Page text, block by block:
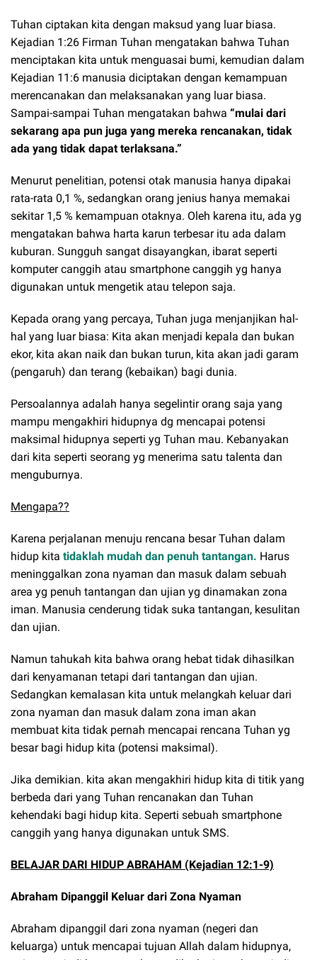
Tuhan ciptakan kita dengan maksud yang luar biasa.
Kejadian 1:26 Firman Tuhan mengatakan bahwa Tuhan
menciptakan kita untuk menguasai bumi, kemudian dalam
Kejadian 11:6 manusia diciptakan dengan kemampuan
merencanakan dan melaksanakan yang luar biasa.
Sampai-sampai Tuhan mengatakan bahwa “mulai dari
sekarang apa pun juga yang mereka rencanakan, tidak
ada yang tidak dapat terlaksana.”
Menurut penelitian, potensi otak manusia hanya dipakai
rata-rata 0,1 %, sedangkan orang jenius hanya memakai
sekitar 1,5 % kemampuan otaknya. Oleh karena itu, ada yg
mengatakan bahwa harta karun terbesar itu ada dalam
kuburan. Sungguh sangat disayangkan, ibarat seperti
komputer canggih atau smartphone canggih yg hanya
digunakan untuk mengetik atau telepon saja.
Kepada orang yang percaya, Tuhan juga menjanjikan hal-
hal yang luar biasa: Kita akan menjadi kepala dan bukan
ekor, kita akan naik dan bukan turun, kita akan jadi garam
(pengaruh) dan terang (kebaikan) bagi dunia.
Persoalannya adalah hanya segelintir orang saja yang
mampu mengakhiri hidupnya dg mencapai potensi
maksimal hidupnya seperti yg Tuhan mau. Kebanyakan
dari kita seperti seorang yg menerima satu talenta dan
menguburnya.
Mengapa??
Karena perjalanan menuju rencana besar Tuhan dalam
hidup kita tidaklah mudah dan penuh tantangan. Harus
meninggalkan zona nyaman dan masuk dalam sebuah
area yg penuh tantangan dan ujian yg dinamakan zona
iman. Manusia cenderung tidak suka tantangan, kesulitan
dan ujian.
Namun tahukah kita bahwa orang hebat tidak dihasilkan
dari kenyamanan tetapi dari tantangan dan ujian.
Sedangkan kemalasan kita untuk melangkah keluar dari
zona nyaman dan masuk dalam zona iman akan
membuat kita tidak pernah mencapai rencana Tuhan yg
besar bagi hidup kita (potensi maksimal).
Jika demikian. kita akan mengakhiri hidup kita di titik yang
berbeda dari yang Tuhan rencanakan dan Tuhan
kehendaki bagi hidup kita. Seperti sebuah smartphone
canggih yang hanya digunakan untuk SMS.
BELAJAR DARI HIDUP ABRAHAM (Kejadian 12:1-9)
Abraham Dipanggil Keluar dari Zona Nyaman
Abraham dipanggil dari zona nyaman (negeri dan
keluarga) untuk mencapai tujuan Allah dalam hidupnya,